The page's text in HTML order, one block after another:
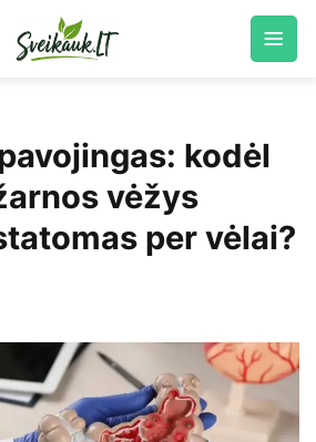
kodėl
vėžys
per vėlai?